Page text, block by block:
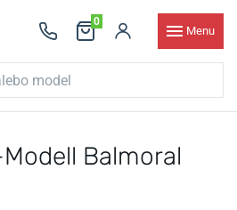
0
Menu
Balmoral